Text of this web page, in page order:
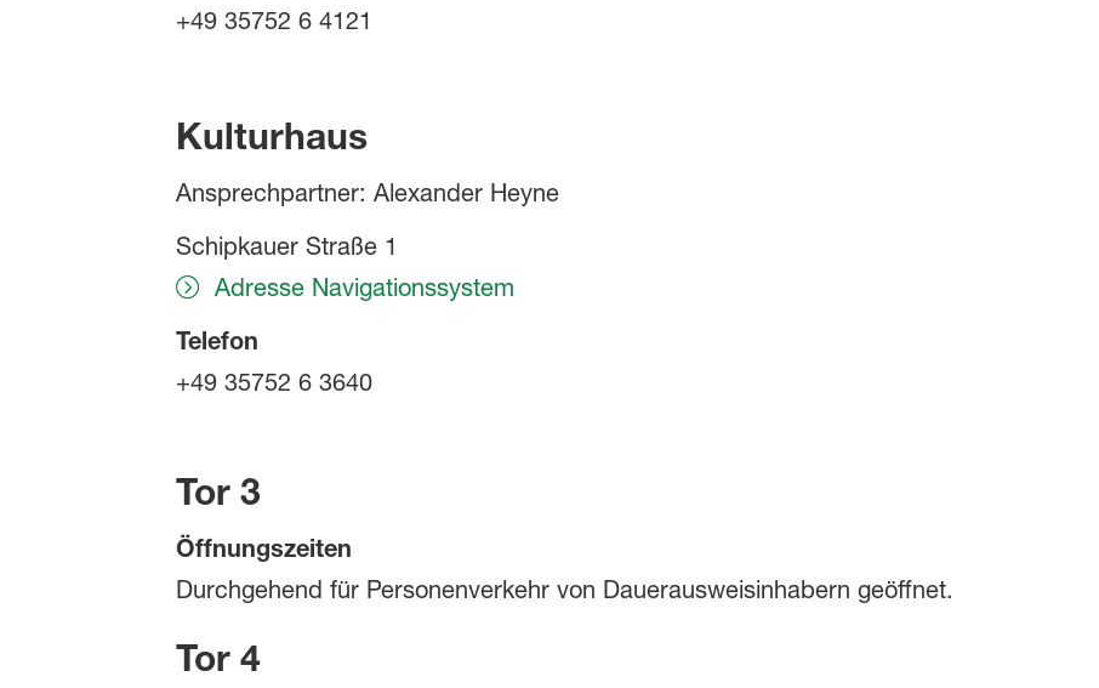
+49 35752 6 4121
Kulturhaus
Ansprechpartner: Alexander Heyne
Schipkauer Straße 1
Adresse Navigationssystem
Telefon
+49 35752 6 3640
Tor 3
Öffnungszeiten
Durchgehend für Personenverkehr von Dauerausweisinhabern geöffnet.
Tor 4